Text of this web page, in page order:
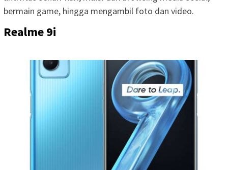
bermain game, hingga mengambil foto dan video.
Realme 9i